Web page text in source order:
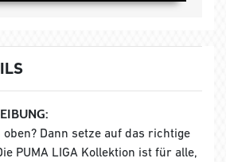
Dann setze auf das richtige
PUMA LIGA Kollektion ist für alle,